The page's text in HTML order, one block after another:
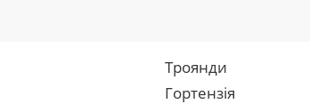
Троянди
Гортензія